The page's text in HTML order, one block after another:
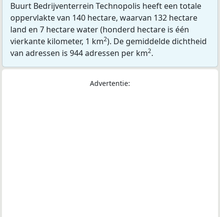
Buurt Bedrijventerrein Technopolis heeft een totale
oppervlakte van 140 hectare, waarvan 132 hectare
land en 7 hectare water (honderd hectare is één
vierkante kilometer, 1 km2). De gemiddelde dichtheid
van adressen is 944 adressen per km2.
Advertentie: